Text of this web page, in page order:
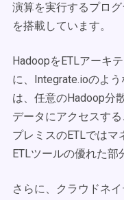
演算を実行するプロ
を搭載しています。
HadoopをETLアーキ
に、Integrate.ioのよ
は、任意のHadoop分
データにアクセスす
プレミスのETLでは
ETLツールの優れた部
さらに、クラウドネ